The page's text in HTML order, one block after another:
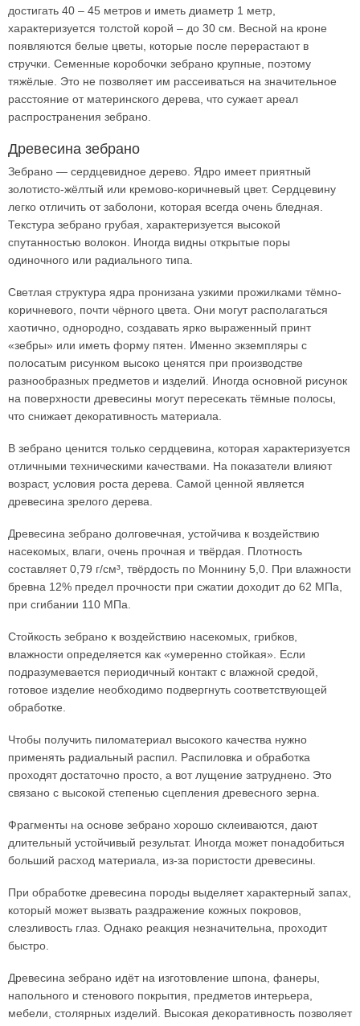
достигать 40 – 45 метров и иметь диаметр 1 метр,
характеризуется толстой корой – до 30 см. Весной на кроне
появляются белые цветы, которые после перерастают в
стручки. Семенные коробочки зебрано крупные, поэтому
тяжёлые. Это не позволяет им рассеиваться на значительное
расстояние от материнского дерева, что сужает ареал
распространения зебрано.
Древесина зебрано
Зебрано — сердцевидное дерево. Ядро имеет приятный
золотисто-жёлтый или кремово-коричневый цвет. Сердцевину
легко отличить от заболони, которая всегда очень бледная.
Текстура зебрано грубая, характеризуется высокой
спутанностью волокон. Иногда видны открытые поры
одиночного или радиального типа.
Светлая структура ядра пронизана узкими прожилками тёмно-
коричневого, почти чёрного цвета. Они могут располагаться
хаотично, однородно, создавать ярко выраженный принт
«зебры» или иметь форму пятен. Именно экземпляры с
полосатым рисунком высоко ценятся при производстве
разнообразных предметов и изделий. Иногда основной рисунок
на поверхности древесины могут пересекать тёмные полосы,
что снижает декоративность материала.
В зебрано ценится только сердцевина, которая характеризуется
отличными техническими качествами. На показатели влияют
возраст, условия роста дерева. Самой ценной является
древесина зрелого дерева.
Древесина зебрано долговечная, устойчива к воздействию
насекомых, влаги, очень прочная и твёрдая. Плотность
составляет 0,79 г/см³, твёрдость по Моннину 5,0. При влажности
бревна 12% предел прочности при сжатии доходит до 62 МПа,
при сгибании 110 МПа.
Стойкость зебрано к воздействию насекомых, грибков,
влажности определяется как «умеренно стойкая». Если
подразумевается периодичный контакт с влажной средой,
готовое изделие необходимо подвергнуть соответствующей
обработке.
Чтобы получить пиломатериал высокого качества нужно
применять радиальный распил. Распиловка и обработка
проходят достаточно просто, а вот лущение затруднено. Это
связано с высокой степенью сцепления древесного зерна.
Фрагменты на основе зебрано хорошо склеиваются, дают
длительный устойчивый результат. Иногда может понадобиться
больший расход материала, из-за пористости древесины.
При обработке древесина породы выделяет характерный запах,
который может вызвать раздражение кожных покровов,
слезливость глаз. Однако реакция незначительна, проходит
быстро.
Древесина зебрано идёт на изготовление шпона, фанеры,
напольного и стенового покрытия, предметов интерьера,
мебели, столярных изделий. Высокая декоративность позволяет